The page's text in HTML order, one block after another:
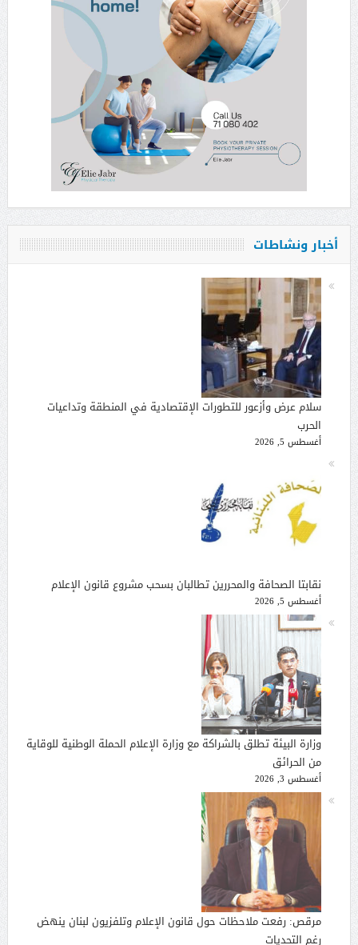
أخبار ونشاطات
سلام عرض وأزعور للتطورات الإقتصادية في المنطقة وتداعيات
الحرب
أغسطس 5, 2026
نقابتا الصحافة والمحررين تطالبان بسحب مشروع قانون الإعلام
أغسطس 5, 2026
وزارة البيئة تطلق بالشراكة مع وزارة الإعلام الحملة الوطنية للوقاية
من الحرائق
أغسطس 3, 2026
مرقص: رفعت ملاحظات حول قانون الإعلام وتلفزيون لبنان ينهض
رغم التحديات